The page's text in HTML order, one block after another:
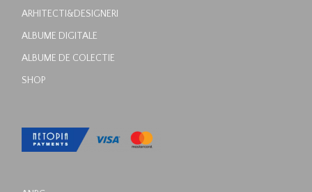
ARHITECTI&DESIGNERI
ALBUME DIGITALE
ALBUME DE COLECTIE
SHOP